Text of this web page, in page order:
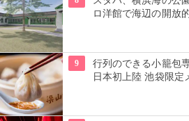
ロ洋館で海辺の開放
9
行列のできる小籠包
日本初上陸 池袋限定